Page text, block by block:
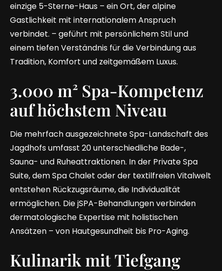
einzige 5-Sterne-Haus – ein Ort, der alpine
Gastlichkeit mit internationalem Anspruch
verbindet. – geführt mit persönlichem Stil und
einem tiefen Verständnis für die Verbindung aus
Tradition, Komfort und zeitgemäßem Luxus.
3.000 m² Spa-Kompetenz
auf höchstem Niveau
Die mehrfach ausgezeichnete Spa-Landschaft des
Jagdhofs umfasst 20 unterschiedliche Bade-,
Sauna- und Ruheattraktionen. In der Private Spa
Suite, dem Spa Chalet oder der textilfreien Vitalwelt
entstehen Rückzugsräume, die Individualität
ermöglichen. Die jSPA-Behandlungen verbinden
dermatologische Expertise mit holistischen
Ansätzen – von Hautgesundheit bis Pro-Aging.
Kulinarik mit Tiefgang